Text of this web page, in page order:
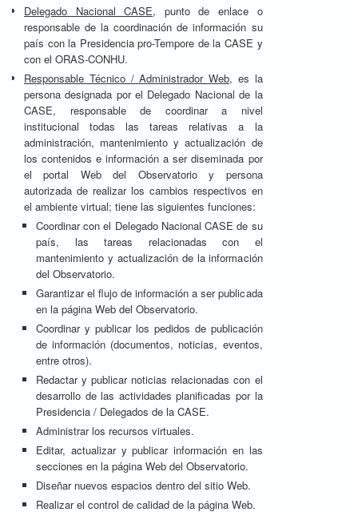
Delegado Nacional CASE, punto de enlace o
responsable de la coordinación de información su
país con la Presidencia pro-Tempore de la CASE y
con el ORAS-CONHU.
Responsable Técnico / Administrador Web, es la
persona designada por el Delegado Nacional de la
CASE, responsable de coordinar a nivel
institucional todas las tareas relativas a la
administración, mantenimiento y actualización de
los contenidos e información a ser diseminada por
el portal Web del Observatorio y persona
autorizada de realizar los cambios respectivos en
el ambiente virtual; tiene las siguientes funciones:
Coordinar con el Delegado Nacional CASE de su
país, las tareas relacionadas con el
mantenimiento y actualización de la información
del Observatorio.
Garantizar el flujo de información a ser publicada
en la página Web del Observatorio.
Coordinar y publicar los pedidos de publicación
de información (documentos, noticias, eventos,
entre otros).
Redactar y publicar noticias relacionadas con el
desarrollo de las actividades planificadas por la
Presidencia / Delegados de la CASE.
Administrar los recursos virtuales.
Editar, actualizar y publicar información en las
secciones en la página Web del Observatorio.
Diseñar nuevos espacios dentro del sitio Web.
Realizar el control de calidad de la página Web.